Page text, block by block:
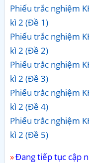
Phiếu trắc nghiệm
kì 2 (Đề 1)
Phiếu trắc nghiệm
kì 2 (Đề 2)
Phiếu trắc nghiệm
kì 2 (Đề 3)
Phiếu trắc nghiệm
kì 2 (Đề 4)
Phiếu trắc nghiệm
kì 2 (Đề 5)
Đang tiếp tục cập